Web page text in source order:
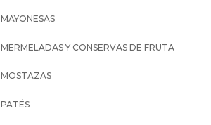
MAYONESAS
MERMELADAS Y CONSERVAS DE FRUTA
MOSTAZAS
PATÉS